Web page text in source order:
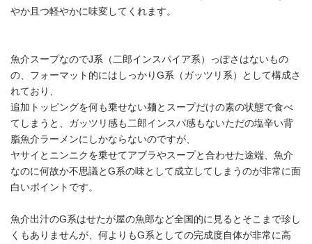
やか且つ軽やかに味変してくれます。
魚介スープなのでJ系（二郎インスパイア系）っぽさはないもの
の、フォーマット的にはしっかりG系（ガッツリ系）として構成さ
れており、
追加トッピングを何も乗せない麺とスープだけの素の状態で食べ
てしまうと、ガッツリ感も二郎インスパ感もないただの塩辛い背
脂魚介ラーメンにしかならないのですが、
ヤサイとニンニクを乗せてアブラやスープと合わせた途端、魚介
なのに何故か不思議とG系の味として成立してしまうのが非常に面
白いポイントです。
魚介出汁のG系はせたが屋の魚郎など全国的に見るとそこまで珍し
くもありませんが、何よりもG系としての完成度自体が非常に高